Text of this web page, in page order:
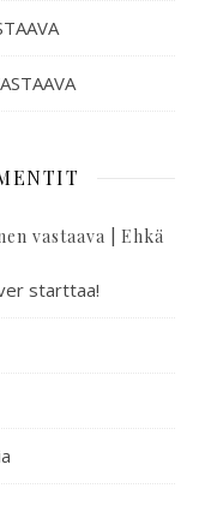
vastaava | Ehkä
starttaa!